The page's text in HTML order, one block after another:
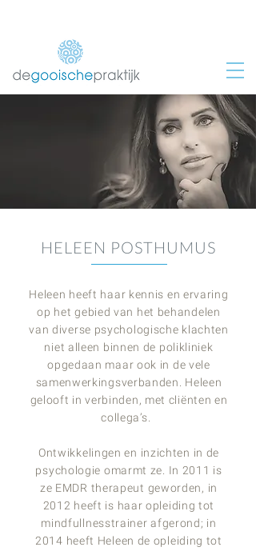
HELEEN POSTHUMUS
Heleen heeft haar kennis en ervaring
op het gebied van het behandelen
van diverse psychologische klachten
niet alleen binnen de polikliniek
opgedaan maar ook in de vele
samenwerkingsverbanden. Heleen
gelooft in verbinden, met cliënten en
collega’s.
Ontwikkelingen en inzichten in de
psychologie omarmt ze. In 2011 is
ze EMDR therapeut geworden, in
2012 heeft is haar opleiding tot
mindfullnesstrainer afgerond; in
2014 heeft Heleen de opleiding tot